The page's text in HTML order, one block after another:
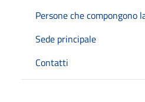
Persone che compongono
Sede principale
Contatti